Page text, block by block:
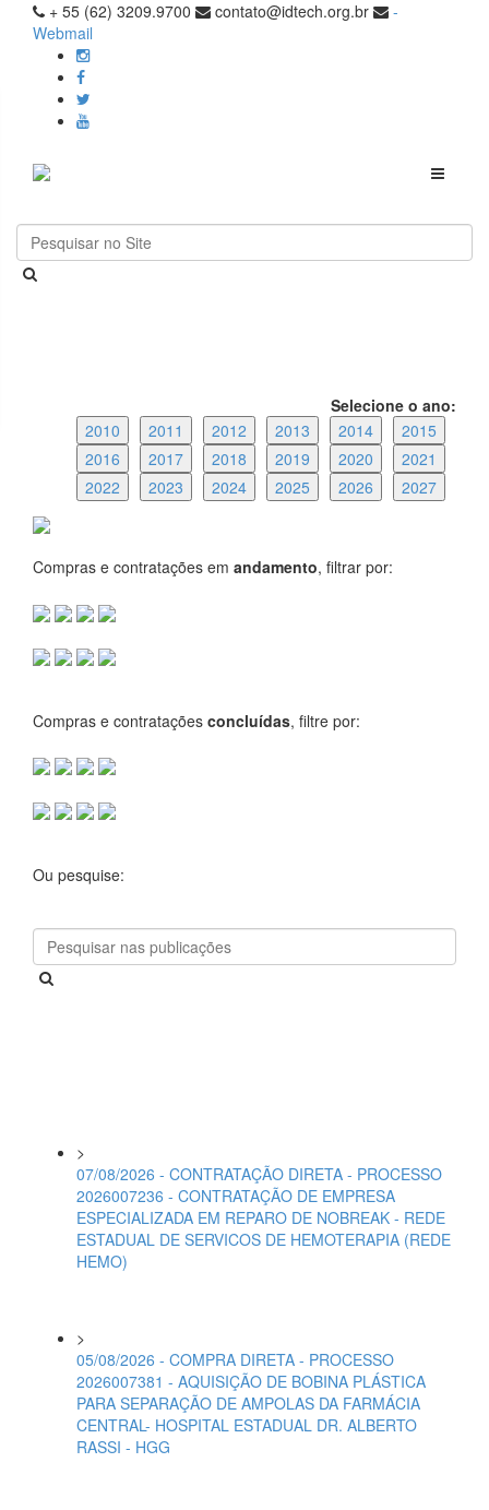
+ 55 (62) 3209.9700 contato@idtech.org.br
-
Webmail
Toggle
Selecione o ano:
2010
2011 2012 2013 2014
2015
2016
2017 2018 2019 2020
2021
2022
2023 2024 2025 2026 2027
Compras e contratações em andamento, filtrar por:
Compras e contratações concluídas, filtre por:
Ou pesquise:
>
07/08/2026 - CONTRATAÇÃO DIRETA - PROCESSO
2026007236 - CONTRATAÇÃO DE EMPRESA
ESPECIALIZADA EM REPARO DE NOBREAK - REDE
ESTADUAL DE SERVICOS DE HEMOTERAPIA (REDE
HEMO)
>
05/08/2026 - COMPRA DIRETA - PROCESSO
2026007381 - AQUISIÇÃO DE BOBINA PLÁSTICA
PARA SEPARAÇÃO DE AMPOLAS DA FARMÁCIA
CENTRAL- HOSPITAL ESTADUAL DR. ALBERTO
RASSI - HGG